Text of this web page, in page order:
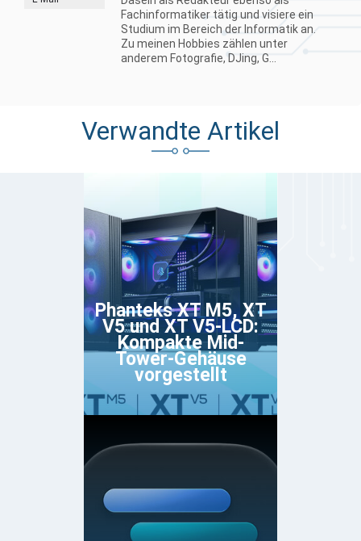
Fachinformatiker tätig und visiere ein
Studium im Bereich der Informatik an.
Zu meinen Hobbies zählen unter
anderem Fotografie, DJing, G...
Verwandte Artikel
Phanteks XT M5, XT
V5 und XT V5-LCD:
Kompakte Mid-
Tower-Gehäuse
vorgestellt